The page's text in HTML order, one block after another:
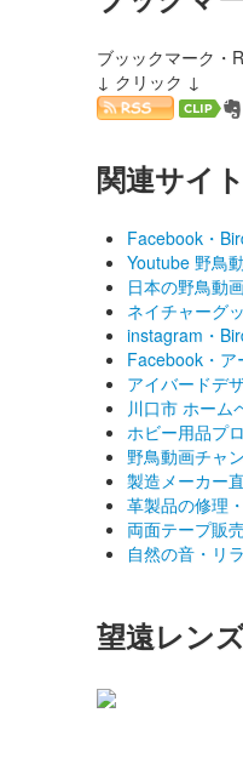
ブッックマーク・
↓ クリック ↓
関連サイ
Facebook・
Youtube 野鳥
日本の野鳥動
ネイチャーグ
instagram・
Facebook・ア
アイバードデ
川口市 ホーム
ホビー用品プ
野鳥動画チャ
製造メーカー
革製品の修理
両面テープ販
自然の音・リ
望遠レン